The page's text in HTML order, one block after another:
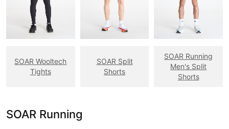
SOAR Wooltech
Tights
SOAR Split
Shorts
SOAR Running
Men's Split
Shorts
SOAR Running